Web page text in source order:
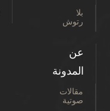
بلا
رتوش
عن
المدونة
مقالات
صوتية